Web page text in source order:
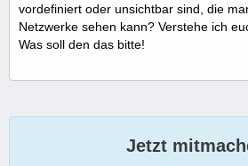
vordefiniert oder unsichtbar sind, die
Netzwerke sehen kann? Verstehe ich
Was soll den das bitte!
Jetzt